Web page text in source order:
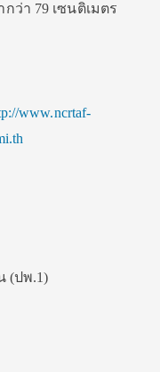
ว่า 79 เซนติเมตร
www.ncrtaf-
(ปพ.1)